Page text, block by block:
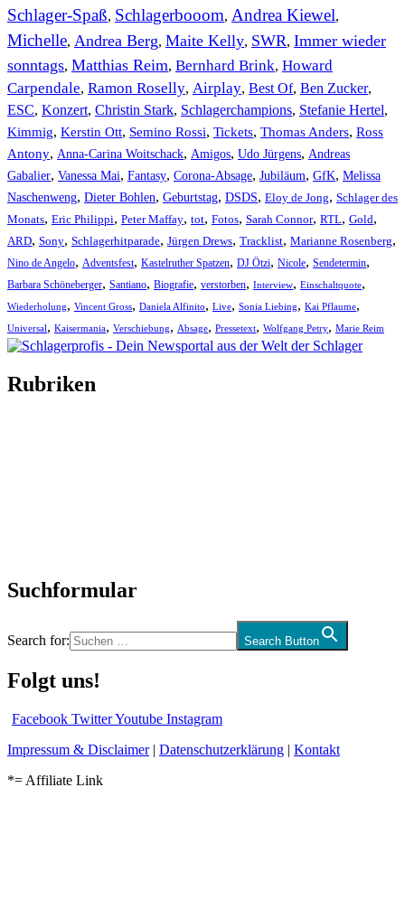
Schlager-Spaß, Schlagerbooom, Andrea Kiewel,
Michelle, Andrea Berg, Maite Kelly, SWR, Immer wieder
sonntags, Matthias Reim, Bernhard Brink, Howard
Carpendale, Ramon Roselly, Airplay, Best Of, Ben Zucker,
ESC, Konzert, Christin Stark, Schlagerchampions, Stefanie Hertel,
Kimmig, Kerstin Ott, Semino Rossi, Tickets, Thomas Anders, Ross
Antony, Anna-Carina Woitschack, Amigos, Udo Jürgens, Andreas
Gabalier, Vanessa Mai, Fantasy, Corona-Absage, Jubiläum, GfK, Melissa
Naschenweng, Dieter Bohlen, Geburtstag, DSDS, Eloy de Jong, Schlager des
Monats, Eric Philippi, Peter Maffay, tot, Fotos, Sarah Connor, RTL, Gold,
ARD, Sony, Schlagerhitparade, Jürgen Drews, Tracklist, Marianne Rosenberg,
Nino de Angelo, Adventsfest, Kastelruther Spatzen, DJ Ötzi, Nicole, Sendetermin,
Barbara Schöneberger, Santiano, Biografie, verstorben, Interview, Einschaltquote,
Wiederholung, Vincent Gross, Daniela Alfinito, Live, Sonia Liebing, Kai Pflaume,
Universal, Kaisermania, Verschiebung, Absage, Pressetext, Wolfgang Petry, Marie Reim
Rubriken
Suchformular
Search for: Search Button
Folgt uns!
Facebook TwitterYoutube Instagram
Impressum & Disclaimer| Datenschutzerklärung | Kontakt
*= Affiliate Link